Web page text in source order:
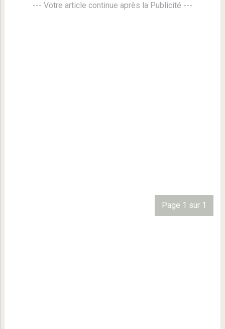
--- Votre article continue après la Publicité ---
Page 1 sur 1